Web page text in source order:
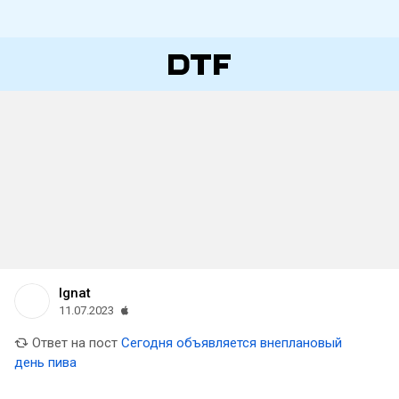
Ignat
11.07.2023
Ответ на пост Сегодня объявляется внеплановый
день пива